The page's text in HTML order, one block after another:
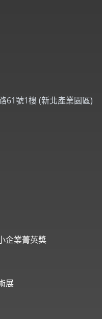
61號1樓 (新北產業園區)
企業菁英獎
展